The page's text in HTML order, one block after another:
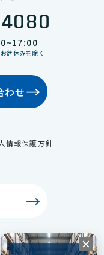
盆休みを除く
わせ
情報保護方針